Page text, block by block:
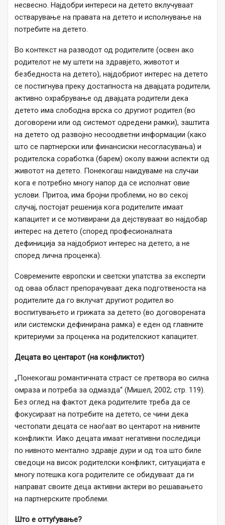
несвесно. Најдобри интереси на детето вклучуваат
остварување на правата на детето и исполнување на
потребите на детето.
Во контекст на разводот од родителите (освен ако
родителот не му штети на здравјето, животот и
безбедноста на детето), најдобриот интерес на детето
се постигнува преку достапноста на двајцата родители,
активно охрабрување од двајцата родители дека
детето има слободна врска со другиот родител (во
договорени или од системот одредени рамки), заштита
на детето од развојно несоодветни информации (како
што се партнерски или финансиски несогласувања) и
родителска соработка (барем) околу важни аспекти од
животот на детето. Понекогаш наидуваме на случаи
кога е потребно многу напор да се исполнат овие
услови. Притоа, има бројни проблеми, но во секој
случај, постојат решенија кога родителите имаат
капацитет и се мотивирани да дејствуваат во најдобар
интерес на детето (според професионалната
дефиниција за најдобриот интерес на детето, а не
според лична проценка).
Современите европски и светски упатства за експерти
од оваа област препорачуваат дека подготвеноста на
родителите да го вклучат другиот родител во
воспитувањето и грижата за детето (во договорената
или системски дефинирана рамка) е еден од главните
критериуми за проценка на родителскиот капацитет.
Децата во центарот (на конфликтот)
„Понекогаш романтичната страст се претвора во силна
омраза и потреба за одмазда“ (Мишел, 2002; стр. 119).
Без оглед на фактот дека родителите треба да се
фокусираат на потребите на детето, се чини дека
честопати децата се наоѓаат во центарот на нивните
конфликти. Иако децата имаат негативни последици
по нивното ментално здравје дури и од тоа што биле
сведоци на висок родителски конфликт, ситуацијата е
многу потешка кога родителите се обидуваат да ги
направат своите деца активни актери во решавањето
на партнерските проблеми.
Што е оттуѓување?